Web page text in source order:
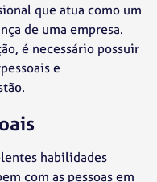
que atua como um
de uma empresa.
é necessário possuir
e
habilidades
com as pessoas em